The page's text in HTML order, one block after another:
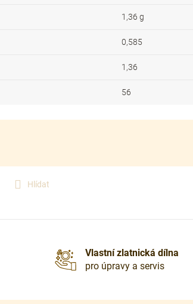
Hlídat
1,36 g
0,585
1,36
56
Vlastní zlatnická dílna
pro úpravy a servis